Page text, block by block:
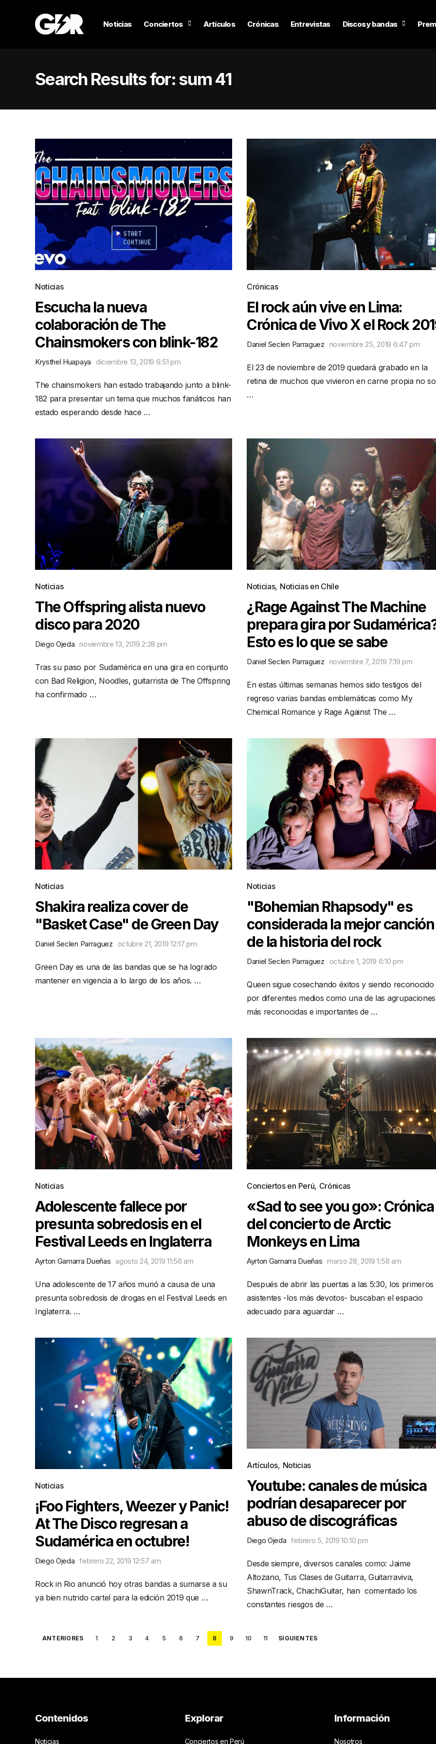
Noticias Conciertos Artículos Crónicas Entrevistas Discos y bandas
Search Results for:sum 41
Noticias
Escucha la nueva
colaboración de The
Chainsmokers con blink-182
Krysthel Huapaya diciembre 13, 2019 6:51 pm
The chainsmokers han estado trabajando junto a blink-
182 para presentar un tema que muchos fanáticos han
estado esperando desde hace …
Crónicas
El rock aún vive en Lima:
Crónica de Vivo X el Rock
Daniel Seclen Parraguez noviembre 25, 2019 6:47 pm
El 23 de noviembre de 2019 quedará grabado en la
retina de muchos que vivieron en carne propia no
…
Noticias
The Offspring alista nuevo
disco para 2020
Diego Ojeda noviembre 13, 2019 2:28 pm
Tras su paso por Sudamérica en una gira en conjunto
con Bad Religion, Noodles, guitarrista de The Offspring
ha confirmado …
Noticias, Noticias en Chile
¿Rage Against The Machine
prepara gira por
Esto es lo que se sabe
Daniel Seclen Parraguez noviembre 7, 2019 7:19 pm
En estas últimas semanas hemos sido testigos del
regreso varias bandas emblemáticas como My
Chemical Romance y Rage Against The …
Noticias
Shakira realiza cover de
"Basket Case" de Green Day
Daniel Seclen Parraguez octubre 21, 2019 12:17 pm
Green Day es una de las bandas que se ha logrado
mantener en vigencia a lo largo de los años. …
Noticias
"Bohemian Rhapsody" es
considerada la mejor canción
de la historia del rock
Daniel Seclen Parraguez octubre 1, 2019 6:10 pm
Queen sigue cosechando éxitos y siendo reconocido
por diferentes medios como una de las agrupaciones
más reconocidas e importantes de …
Noticias
Adolescente fallece por
presunta sobredosis en el
Festival Leeds en Inglaterra
Ayrton Gamarra Dueñas agosto 24, 2019 11:56 am
Una adolescente de 17 años murió a causa de una
presunta sobredosis de drogas en el Festival Leeds en
Inglaterra. …
Conciertos en Perú, Crónicas
«Sad to see you go»: Crónica
del concierto de Arctic
Monkeys en Lima
Ayrton Gamarra Dueñas marzo 28, 2019 1:58 am
Después de abrir las puertas a las 5:30, los primeros
asistentes -los más devotos- buscaban el espacio
adecuado para aguardar …
Noticias
¡Foo Fighters, Weezer y Panic!
At The Disco regresan a
Sudamérica en octubre!
Diego Ojeda febrero 22, 2019 12:57 am
Rock in Rio anunció hoy otras bandas a sumarse a su
ya bien nutrido cartel para la edición 2019 que …
Artículos, Noticias
Youtube: canales de música
podrían desaparecer por
abuso de discográficas
Diego Ojeda febrero 5, 2019 10:10 pm
Desde siempre, diversos canales como: Jaime
Altozano, Tus Clases de Guitarra, Guitarraviva,
ShawnTrack, ChachiGuitar, han comentado los
constantes riesgos de …
Posts
ANTERIORES 1 2 3 4 5 6 7 8 9 10 11 SIGUIENTES
Contenidos
Noticias
Explorar
Conciertos en Perú
Información
Nosotros